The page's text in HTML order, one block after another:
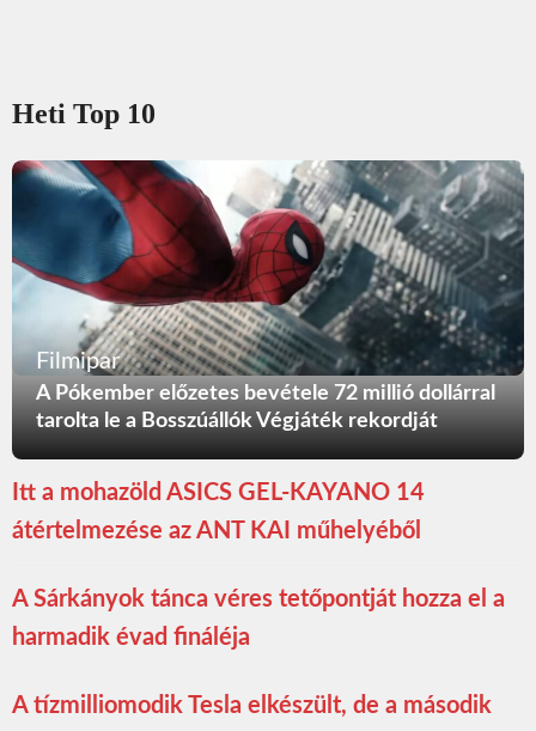
Heti Top 10
Filmipar
A Pókember előzetes bevétele 72 millió dollárral
tarolta le a Bosszúállók Végjáték rekordját
Itt a mohazöld ASICS GEL-KAYANO 14
átértelmezése az ANT KAI műhelyéből
A Sárkányok tánca véres tetőpontját hozza el a
harmadik évad fináléja
A tízmilliomodik Tesla elkészült, de a második